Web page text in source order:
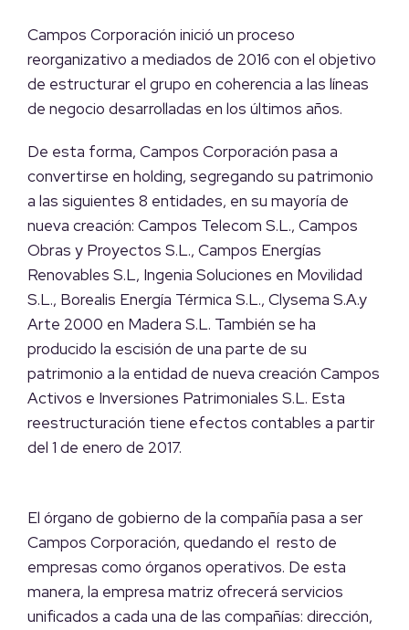
Campos Corporación inició un proceso
reorganizativo a mediados de 2016 con el objetivo
de estructurar el grupo en coherencia a las líneas
de negocio desarrolladas en los últimos años.
De esta forma, Campos Corporación pasa a
convertirse en holding, segregando su patrimonio
a las siguientes 8 entidades, en su mayoría de
nueva creación: Campos Telecom S.L., Campos
Obras y Proyectos S.L., Campos Energías
Renovables S.L, Ingenia Soluciones en Movilidad
S.L., Borealis Energía Térmica S.L., Clysema S.A.y
Arte 2000 en Madera S.L. También se ha
producido la escisión de una parte de su
patrimonio a la entidad de nueva creación Campos
Activos e Inversiones Patrimoniales S.L. Esta
reestructuración tiene efectos contables a partir
del 1 de enero de 2017.
El órgano de gobierno de la compañía pasa a ser
Campos Corporación, quedando el resto de
empresas como órganos operativos. De esta
manera, la empresa matriz ofrecerá servicios
unificados a cada una de las compañías: dirección,